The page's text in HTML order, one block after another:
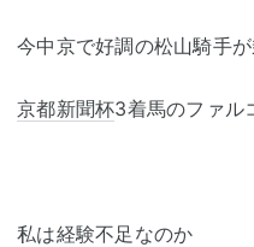
今中京で好調の松山騎手
京都新聞杯3着馬のファル
私は経験不足なのか